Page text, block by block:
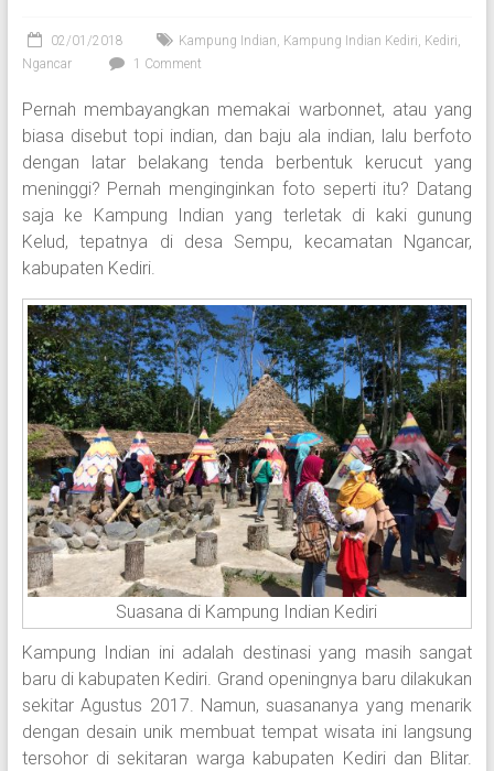
02/01/2018 Kampung Indian, Kampung Indian Kediri, Kediri,
Ngancar
1 Comment
Pernah membayangkan memakai warbonnet, atau yang
biasa disebut topi indian, dan baju ala indian, lalu berfoto
dengan latar belakang tenda berbentuk kerucut yang
meninggi? Pernah menginginkan foto seperti itu? Datang
saja ke Kampung Indian yang terletak di kaki gunung
Kelud, tepatnya di desa Sempu, kecamatan Ngancar,
kabupaten Kediri.
Suasana di Kampung Indian Kediri
Kampung Indian ini adalah destinasi yang masih sangat
baru di kabupaten Kediri. Grand openingnya baru dilakukan
sekitar Agustus 2017. Namun, suasananya yang menarik
dengan desain unik membuat tempat wisata ini langsung
tersohor di sekitaran warga kabupaten Kediri dan Blitar.